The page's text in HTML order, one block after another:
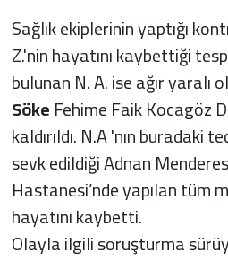
Sağlık ekiplerinin yaptığı
Z.'nin hayatını kaybettiği
bulunan N. A. ise ağır yaralı
SökeFehime Faik Kocagöz
kaldırıldı. N.A 'nın buradaki
sevk edildiği Adnan
Hastanesi’nde yapılan tüm
hayatını kaybetti.
Olayla ilgili soruşturma